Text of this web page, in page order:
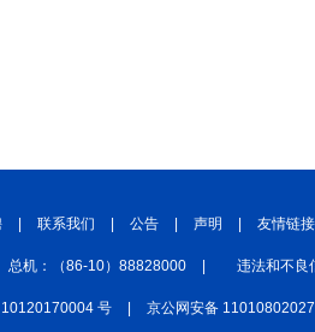
联系我们 公告 声明 友情链接
总机：（86-10）88828000 违法和不良
号 京公网安备